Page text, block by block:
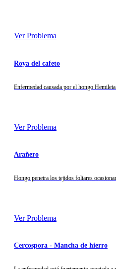
Ver Problema
Roya del cafeto
Enfermedad causada por el hongo
Ver Problema
Arañero
Hongo penetra los tejidos foliares
Ver Problema
Cercospora - Mancha de hierro